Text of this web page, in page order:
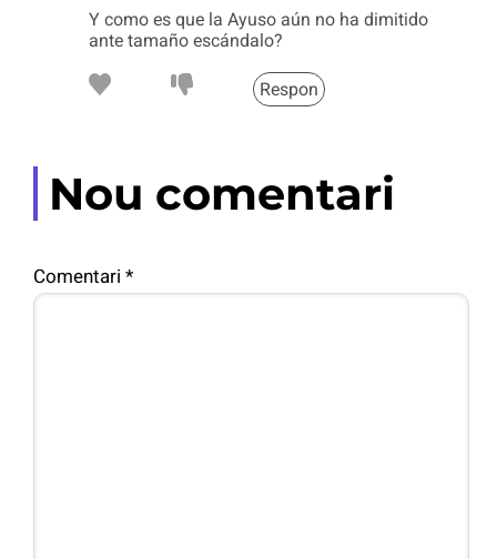
Y como es que la Ayuso aún no ha dimitido
ante tamaño escándalo?
Respon
Nou comentari
Comentari *